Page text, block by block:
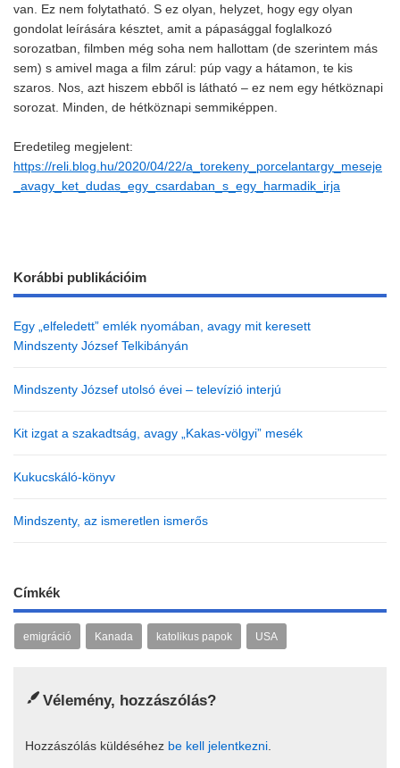
van. Ez nem folytatható. S ez olyan, helyzet, hogy egy olyan
gondolat leírására késztet, amit a pápasággal foglalkozó
sorozatban, filmben még soha nem hallottam (de szerintem más
sem) s amivel maga a film zárul: púp vagy a hátamon, te kis
szaros. Nos, azt hiszem ebből is látható – ez nem egy hétköznapi
sorozat. Minden, de hétköznapi semmiképpen.
Eredetileg megjelent:
https://reli.blog.hu/2020/04/22/a_torekeny_porcelantargy_meseje
_avagy_ket_dudas_egy_csardaban_s_egy_harmadik_irja
Korábbi publikációim
Egy „elfeledett” emlék nyomában, avagy mit keresett
Mindszenty József Telkibányán
Mindszenty József utolsó évei – televízió interjú
Kit izgat a szakadtság, avagy „Kakas-völgyi” mesék
Kukucskáló-könyv
Mindszenty, az ismeretlen ismerős
Címkék
emigráció Kanada katolikus papok USA
Vélemény, hozzászólás?
Hozzászólás küldéséhez be kell jelentkezni.